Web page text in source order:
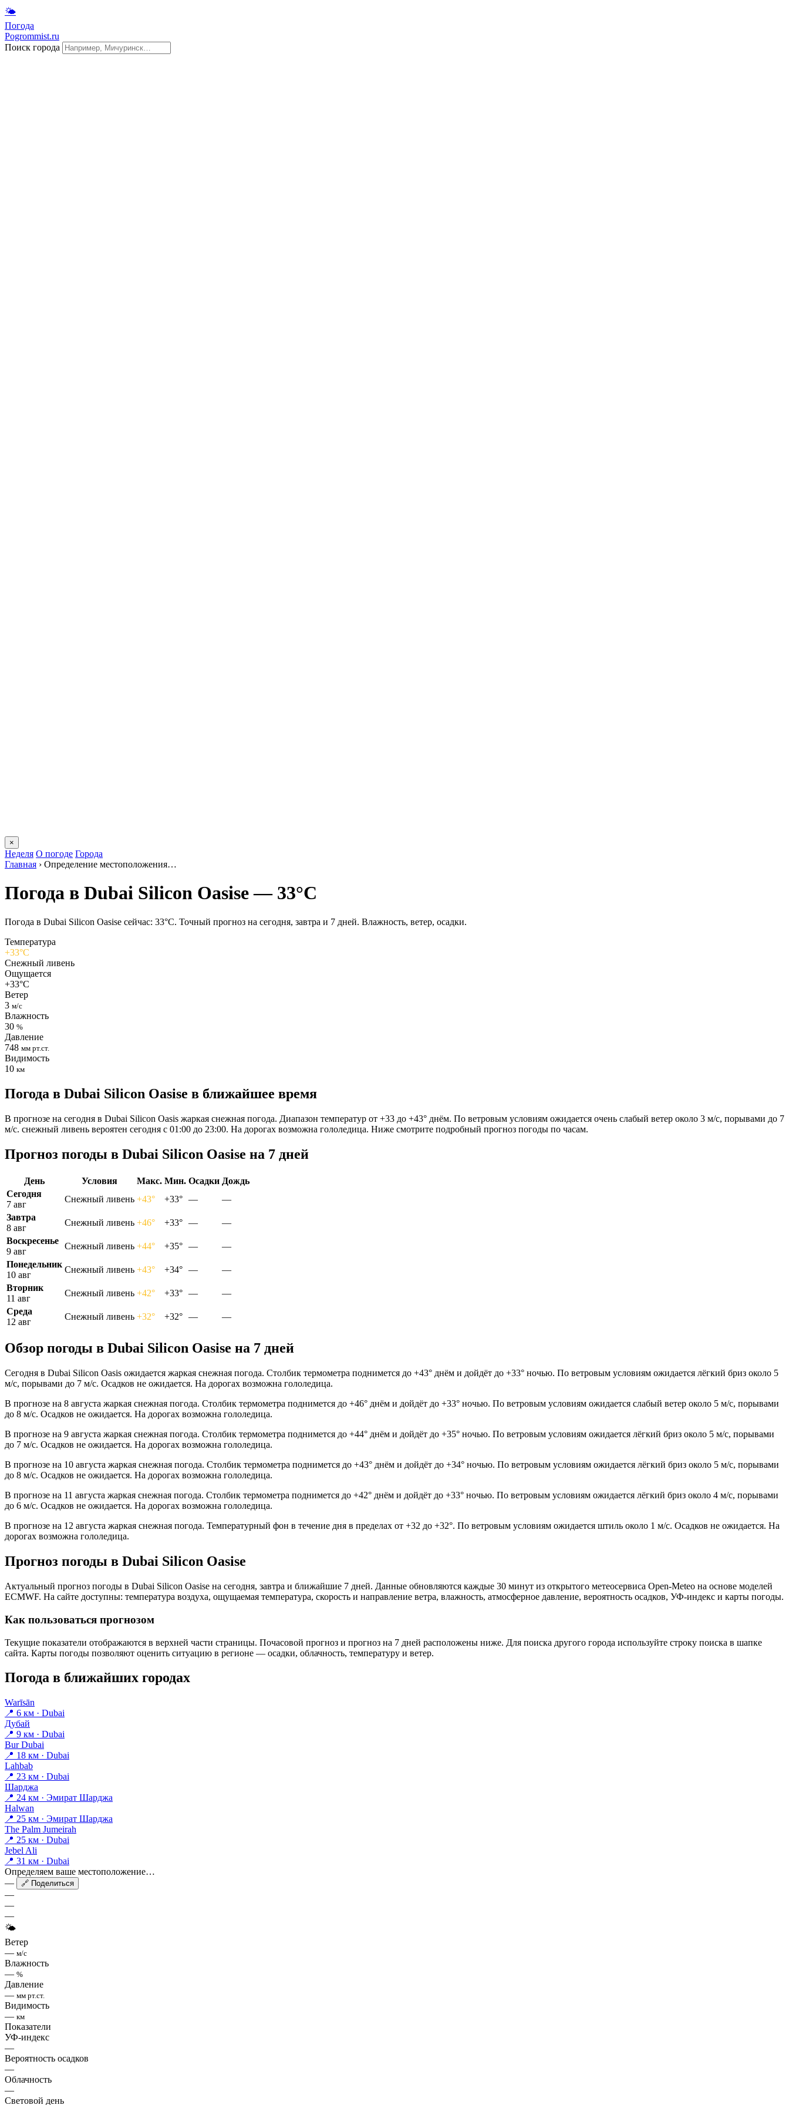
🌤
Погода
Pogrommist.ru
Поиск города
×
Неделя О погоде Города
Главная › Определение местоположения…
Погода в Dubai Silicon Oasisе — 33°C
Погода в Dubai Silicon Oasisе сейчас: 33°C. Точный прогноз на сегодня, завтра и 7 дней. Влажность, ветер, осадки.
Температура
+33°C
Снежный ливень
Ощущается
+33°C
Ветер
3 м/с
Влажность
30 %
Давление
748 мм рт.ст.
Видимость
10 км
Погода в Dubai Silicon Oasisе в ближайшее время
В прогнозе на сегодня в Dubai Silicon Oasis жаркая снежная погода. Диапазон температур от +33 до +43° днём. По ветровым условиям ожидается очень слабый ветер около 3 м/с, порывами до 7
м/с. снежный ливень вероятен сегодня с 01:00 до 23:00. На дорогах возможна гололедица. Ниже смотрите подробный прогноз погоды по часам.
Прогноз погоды в Dubai Silicon Oasisе на 7 дней
День Условия Макс. Мин. Осадки Дождь
Сегодня
7 авг
Снежный ливень +43° +33° —
—
Завтра
8 авг
Снежный ливень +46° +33° —
—
Воскресенье
9 авг
Снежный ливень +44° +35° —
—
Понедельник
10 авг
Снежный ливень +43° +34° —
—
Вторник
11 авг
Снежный ливень +42° +33° —
—
Среда
12 авг
Снежный ливень +32° +32° — —
Обзор погоды в Dubai Silicon Oasisе на 7 дней
Сегодня в Dubai Silicon Oasis ожидается жаркая снежная погода. Столбик термометра поднимется до +43° днём и дойдёт до +33° ночью. По ветровым условиям ожидается лёгкий бриз около 5
м/с, порывами до 7 м/с. Осадков не ожидается. На дорогах возможна гололедица.
В прогнозе на 8 августа жаркая снежная погода. Столбик термометра поднимется до +46° днём и дойдёт до +33° ночью. По ветровым условиям ожидается слабый ветер около 5 м/с, порывами
до 8 м/с. Осадков не ожидается. На дорогах возможна гололедица.
В прогнозе на 9 августа жаркая снежная погода. Столбик термометра поднимется до +44° днём и дойдёт до +35° ночью. По ветровым условиям ожидается лёгкий бриз около 5 м/с, порывами
до 7 м/с. Осадков не ожидается. На дорогах возможна гололедица.
В прогнозе на 10 августа жаркая снежная погода. Столбик термометра поднимется до +43° днём и дойдёт до +34° ночью. По ветровым условиям ожидается лёгкий бриз около 5 м/с, порывами
до 8 м/с. Осадков не ожидается. На дорогах возможна гололедица.
В прогнозе на 11 августа жаркая снежная погода. Столбик термометра поднимется до +42° днём и дойдёт до +33° ночью. По ветровым условиям ожидается лёгкий бриз около 4 м/с, порывами
до 6 м/с. Осадков не ожидается. На дорогах возможна гололедица.
В прогнозе на 12 августа жаркая снежная погода. Температурный фон в течение дня в пределах от +32 до +32°. По ветровым условиям ожидается штиль около 1 м/с. Осадков не ожидается. На
дорогах возможна гололедица.
Прогноз погоды в Dubai Silicon Oasisе
Актуальный прогноз погоды в Dubai Silicon Oasisе на сегодня, завтра и ближайшие 7 дней. Данные обновляются каждые 30 минут из открытого метеосервиса Open-Meteo на основе моделей
ECMWF. На сайте доступны: температура воздуха, ощущаемая температура, скорость и направление ветра, влажность, атмосферное давление, вероятность осадков, УФ-индекс и карты погоды.
Как пользоваться прогнозом
Текущие показатели отображаются в верхней части страницы. Почасовой прогноз и прогноз на 7 дней расположены ниже. Для поиска другого города используйте строку поиска в шапке
сайта. Карты погоды позволяют оценить ситуацию в регионе — осадки, облачность, температуру и ветер.
Погода в ближайших городах
Warīsān
📍 6 км · Dubai
Дубай
📍 9 км · Dubai
Bur Dubai
📍 18 км · Dubai
Lahbab
📍 23 км · Dubai
Шарджа
📍 24 км · Эмират Шарджа
Halwan
📍 25 км · Эмират Шарджа
The Palm Jumeirah
📍 25 км · Dubai
Jebel Ali
📍 31 км · Dubai
Определяем ваше местоположение…
—
🔗 Поделиться
—
—
—
🌤
Ветер
— м/с
Влажность
— %
Давление
— мм рт.ст.
Видимость
— км
Показатели
УФ-индекс
—
Вероятность осадков
—
Облачность
—
Световой день